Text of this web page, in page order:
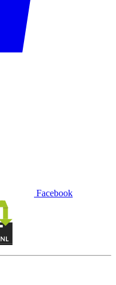
Facebook